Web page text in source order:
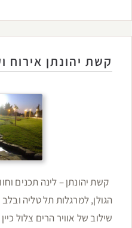
קשת יהונתן אירוח
קשת יהונתן – לינה תכנים
הגולן, למרגלות תל טליה
שילוב של אוויר הרים צלול